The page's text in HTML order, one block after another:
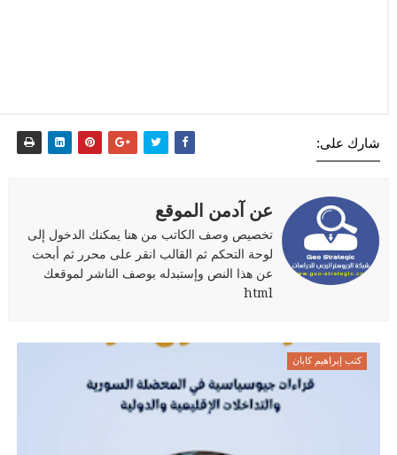
شارك على:
عن آدمن الموقع
تخصيص وصف الكاتب من هنا يمكنك الدخول إلى
لوحة التحكم ثم القالب انقر على محرر ثم أبحث
عن هذا النص وإستبدله بوصف الناشر لموقعك
html
كتب إبراهيم كابان